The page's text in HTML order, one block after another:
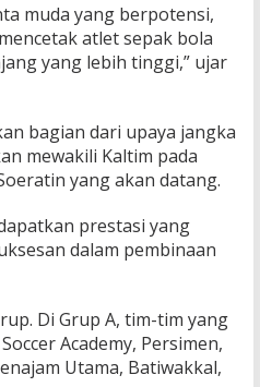
muda yang berpotensi,
atlet sepak bola
yang lebih tinggi,” ujar
bagian dari upaya jangka
mewakili Kaltim pada
yang akan datang.
prestasi yang
dalam pembinaan
Di Grup A, tim-tim yang
Academy, Persimen,
Utama, Batiwakkal,